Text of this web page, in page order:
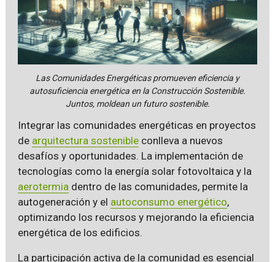
Las Comunidades Energéticas promueven eficiencia y
autosuficiencia energética en la Construcción Sostenible.
Juntos, moldean un futuro sostenible.
Integrar las comunidades energéticas en proyectos
de arquitectura sostenibleconlleva a nuevos
desafíos y oportunidades. La implementación de
tecnologías como la energía solar fotovoltaica y la
aerotermia dentro de las comunidades, permite la
autogeneración y el autoconsumo energético,
optimizando los recursos y mejorando la eficiencia
energética de los edificios.
La participación activa de la comunidad es esencial